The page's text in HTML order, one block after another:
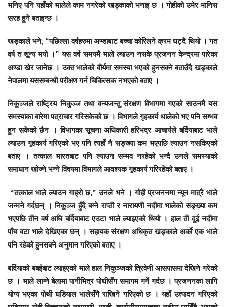
भनिए पनि यहाँको भालेले काम नगरेको खड्काको भनाइ छ । गोहीको उमेर मानिस
सरह हुने बताइन्छ ।
खड्काले भने, “पछिल्ला वर्षहरुमा अण्डाबाट बच्चा कोरिलने क्रम घट्दै थियो । गत
वर्ष त शून्य भयो ।” यस वर्ष समयमै भाले ल्याउन नसके प्रजनन केन्द्रमा पारेका
अण्डा खेर जानेछ । उक्त भालेको वीर्यमा समस्या भएको हुनसक्ने बताउँदै खड्काले
नेपालमा यससम्बन्धी परीक्षण गर्न चिकित्सक नभएको बताए ।
निकुञ्जले राष्ट्रिय निकुञ्ज तथा वन्यजन्तु संरक्षण विभागमा गएको साउनमै यस
समस्याका बारेमा पत्राचार गरिसकेको छ । विभागले गृहकार्य थालेको भए पनि सम्भव
हुन सकेको छैन । विभागका सूचना अधिकारी हरिभद्र आचार्यले बर्दियाबाट भाले
ल्याउन गृहकार्य गरिएको भए पनि त्यहाँ नै सङ्ख्या कम भएपछि ल्याउन नसकिएको
बताए । तत्काल भारतबाट पनि ल्याउन सम्भव नरहेको भन्दै उनले समस्याको
समाधान खोज्ने भन्ने विषयमा विभागले आवश्यक गृहकार्य गरिरहेको बताए ।
“तत्काल भाले ल्याउन गाह्रो छ,” उनले भने । गोही प्रजननमा न्यून मात्रै भाले
जन्मने गर्दछन् । निकुञ्ज हुँदै बग्ने राप्ती र नारायणी नदीमा भालेको सङ्ख्या कम
भएपछि तीन वर्ष अघि बर्दियाबाट एउटा भाले ल्याइएको थियो । हाल ती दुई नदीमा
पाँच वटा भाले देखिएका छन् । सहायक संरक्षण अधिकृत खड्काले अर्काे एक भाले
पनि रहेको हुनसक्ने अनुमान गरिएको बताए ।
बर्दियाको बबईबाट ल्याइएको भाले हाल निकुञ्जको त्रिवेणी आसपासमा देखिने गरेको
छ । भाले लाग्ने बेलामा पानीभित्र पोथीसँग समागम गर्ने गर्दछ । प्रजननका लागि
योग्य भएका पोथी घडियाल भालेसँगै राखिने गरिएको छ । यहाँ उत्पादन गरिएको